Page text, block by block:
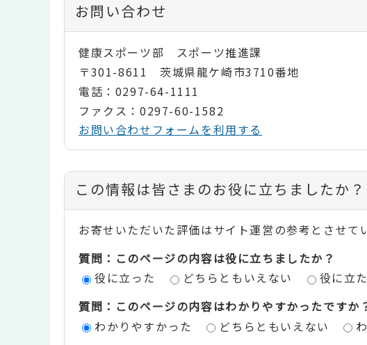
お問い合わせ
健康スポーツ部 スポーツ推進課
〒301-8611 茨城県龍ケ崎市3710番地
電話：0297-64-1111
ファクス：0297-60-1582
お問い合わせフォームを利用する
コ
ン
テ
ン
評
この情報は皆さまのお役に立ちましたか？
お寄せいただいた評価はサイト運営の参考とさせて
質問：このページの内容は役に立ちましたか？
役に立った
どちらともいえない
役に立
質問：このページの内容はわかりやすかったですか
わかりやすかった
どちらともいえない